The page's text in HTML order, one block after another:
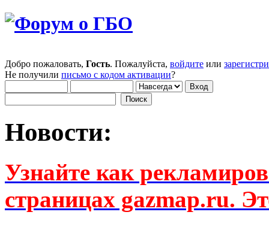
Добро пожаловать, Гость. Пожалуйста, войдите или
Не получили письмо с кодом активации?
Новости:
Узнайте как
страницах gazmap.ru.